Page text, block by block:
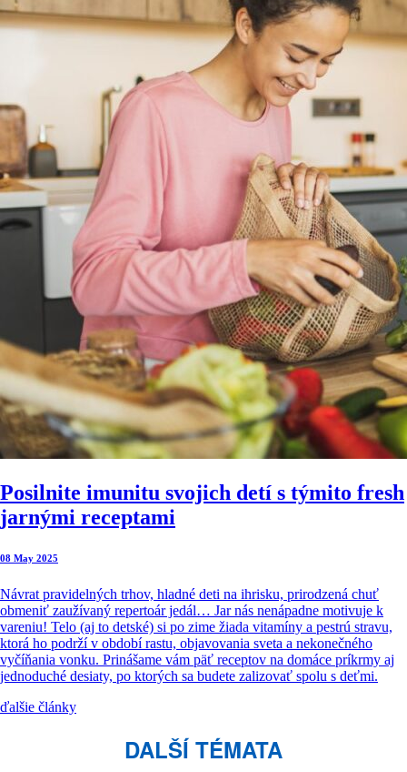
Posilnite imunitu svojich detí s týmito fresh
jarnými receptami
08 May 2025
Návrat pravidelných trhov, hladné deti na ihrisku, prirodzená chuť
obmeniť zaužívaný repertoár jedál… Jar nás nenápadne motivuje k
vareniu! Telo (aj to detské) si po zime žiada vitamíny a pestrú stravu,
ktorá ho podrží v období rastu, objavovania sveta a nekonečného
vyčíňania vonku. Prinášame vám päť receptov na domáce príkrmy aj
jednoduché desiaty, po ktorých sa budete zalizovať spolu s deťmi.
ďalšie články
DALŠÍ TÉMATA